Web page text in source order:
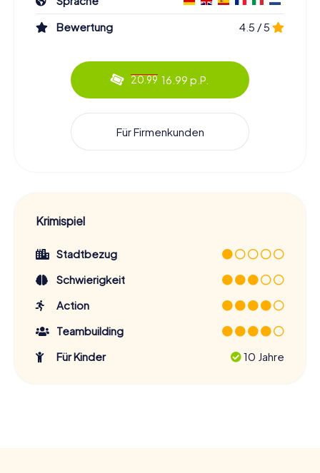
Bewertung
4.5 / 5
20.99 16.99 p.P.
Für Firmenkunden
Krimispiel
Stadtbezug
Schwierigkeit
Action
Teambuilding
Für Kinder
10 Jahre